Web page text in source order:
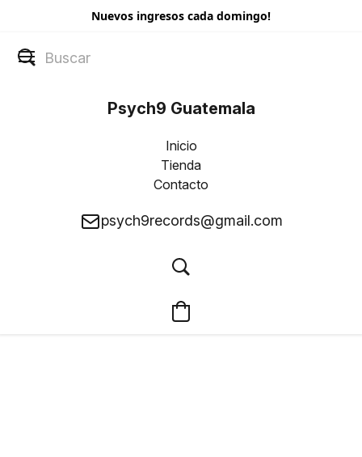
Nuevos ingresos cada domingo!
Psych9 Guatemala
Inicio
Tienda
Contacto
psych9records@gmail.com